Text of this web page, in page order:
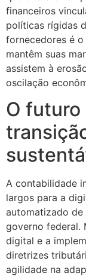
financeiros
políticas rígidas
fornecedores é
mantêm suas
assistem à
oscilação
O futuro
A contabilidade
largos para a
automatizado
governo federal.
digital e a
diretrizes
agilidade na